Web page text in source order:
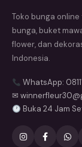
Toko bunga
bunga, buket
flower, dan
Indonesia.
WhatsApp:
✉
Buka 24 Jam